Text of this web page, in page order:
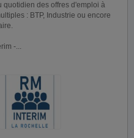
quotidien des offres d'emploi à
: BTP, Industrie ou encore
-...